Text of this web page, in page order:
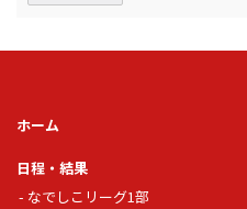
ホーム
日程・結果
なでしこリーグ1部